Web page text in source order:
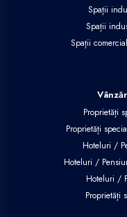
Spații
Spații
Spații
Proprietăți
Proprietăți
Hoteluri /
Hoteluri /
Hoteluri /
Proprietăți